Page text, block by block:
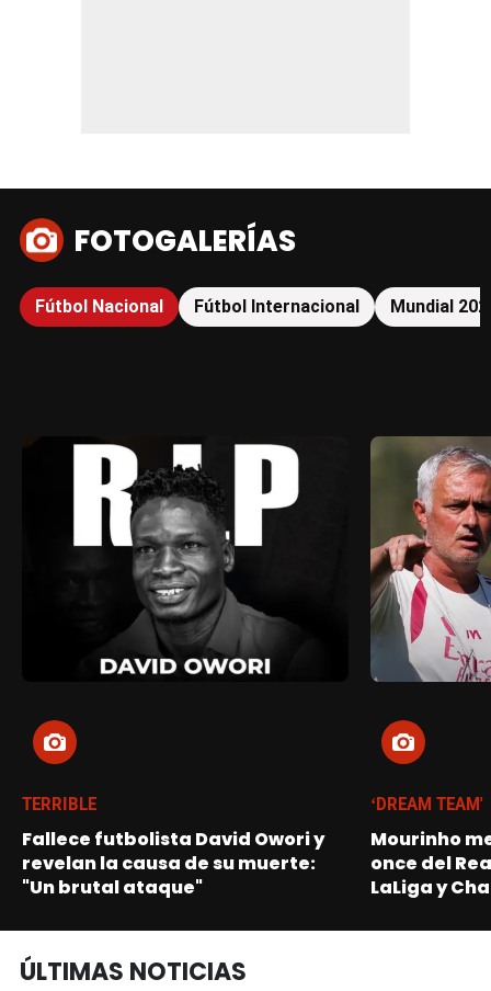
FOTOGALERÍAS
Fútbol Nacional Fútbol Internacional Mundial
TERRIBLE
Fallece futbolista David Owori y
revelan la causa de su muerte:
"Un brutal ataque"
‘DREAM TEAM'
Mourinho
once del
LaLiga y
ÚLTIMAS NOTICIAS